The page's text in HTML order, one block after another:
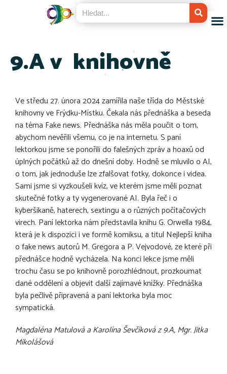
9.A v knihovně
Ve středu 27. února 2024 zamířila naše třída do Městské
knihovny ve Frýdku-Místku. Čekala nás přednáška a beseda
na téma Fake news. Přednáška nás měla poučit o tom,
abychom nevěřili všemu, co je na internetu. S paní
lektorkou jsme se ponořili do falešných zpráv a hoaxů od
úplných počátků až do dnešní doby. Hodně se mluvilo o AI,
o tom, jak jednoduše lze zfalšovat fotky, dokonce i videa.
Sami jsme si vyzkoušeli kvíz, ve kterém jsme měli poznat
skutečné fotky a ty vygenerované AI. Byla řeč i o
kyberšikaně, haterech, sextingu a o různých počítačových
virech. Paní lektorka nám představila knihu G. Orwella 1984,
která je k dispozici i ve formě komiksu, a titul Nejlepší kniha
o fake news autorů M. Gregora a P. Vejvodové, ze které při
přednášce hodně vycházela. Na konci lekce jsme měli
trochu času se po knihovně porozhlédnout, prozkoumat
dané oddělení a objevit další zajímavé knížky. Přednáška
byla pečlivě připravená a paní lektorka byla moc
sympatická.
Magdaléna Matulová a Karolína Ševčíková z 9.A, Mgr. Jitka
Mikolášová